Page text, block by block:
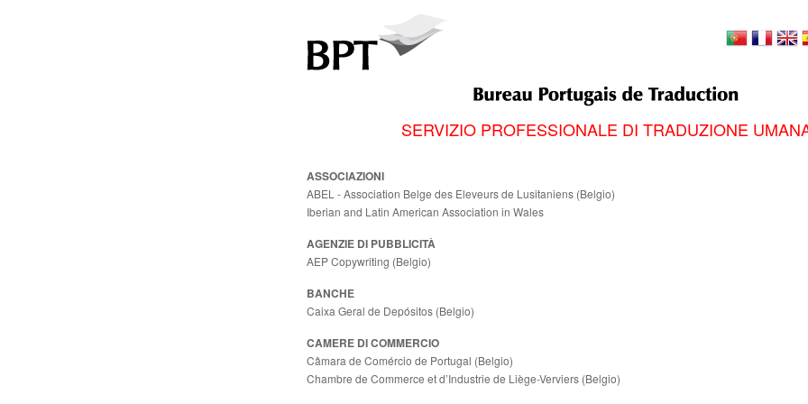
SERVIZIO PROFESSIONALE DI TRADUZIONE
ASSOCIAZIONI
ABEL - Association Belge des Eleveurs de Lusitaniens (Belgio)
Iberian and Latin American Association in Wales
AGENZIE DI PUBBLICITÀ
AEP Copywriting (Belgio)
BANCHE
Caixa Geral de Depósitos (Belgio)
CAMERE DI COMMERCIO
Câmara de Comércio de Portugal (Belgio)
Chambre de Commerce et d’Industrie de Liège-Verviers (Belgio)